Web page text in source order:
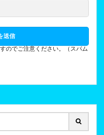
のでご注意ください。（スパム